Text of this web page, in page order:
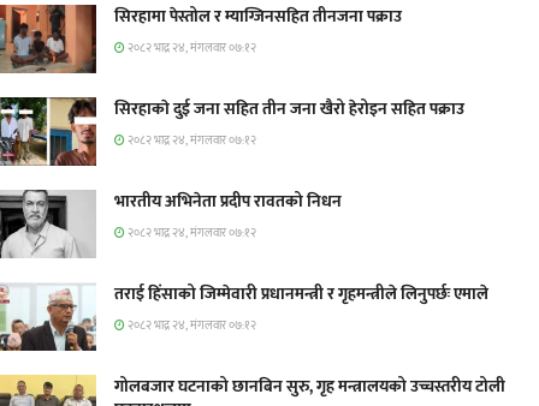
सिरहामा पेस्तोल र म्याग्जिनसहित तीनजना पक्राउ
२०८२ भाद्र २४, मंगलवार ०७:१२
सिरहाकाे दुई जना सहित तीन जना खैरो हेरोइन सहित पक्राउ
२०८२ भाद्र २४, मंगलवार ०७:१२
भारतीय अभिनेता प्रदीप रावतको निधन
२०८२ भाद्र २४, मंगलवार ०७:१२
तराई हिंसाको जिम्मेवारी प्रधानमन्त्री र गृहमन्त्रीले लिनुपर्छः एमाले
२०८२ भाद्र २४, मंगलवार ०७:१२
गोलबजार घटनाको छानबिन सुरु, गृह मन्त्रालयको उच्चस्तरीय टोली